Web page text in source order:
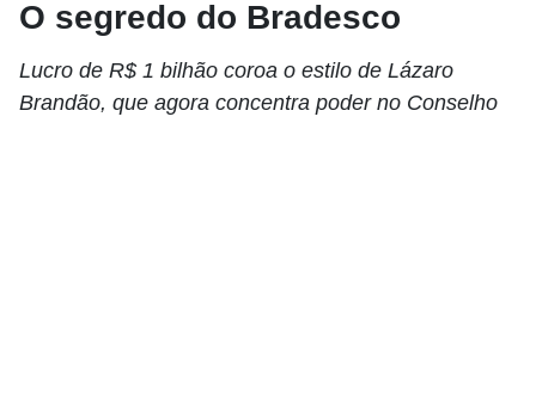
O segredo do Bradesco
Lucro de R$ 1 bilhão coroa o estilo de Lázaro
Brandão, que agora concentra poder no Conselho